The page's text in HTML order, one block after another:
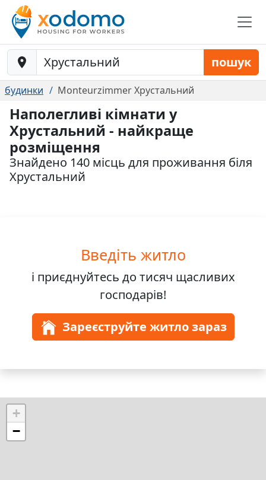
Baustelle-Location пошук
будинки Monteurzimmer Хрустальний
Наполегливі кімнати у
Хрустальний - найкраще
розміщення
Знайдено 140 місць для проживання біля
Хрустальний
Введіть житло
і приєднуйтесь до тисяч щасливих
господарів!
Зареєструйте житло зараз
+
−